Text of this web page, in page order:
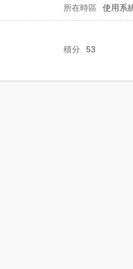
所在時區 使用系
積分
53